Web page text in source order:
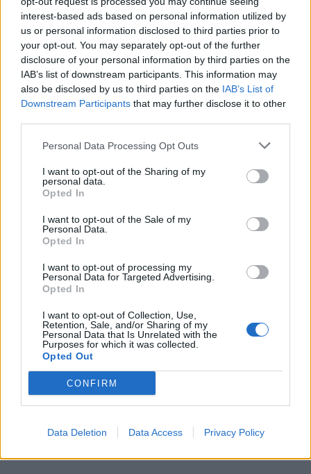
interest-based ads based on personal information utilized by
us or personal information disclosed to third parties prior to
your opt-out. You may separately opt-out of the further
disclosure of your personal information by third parties on the
IAB’s list of downstream participants. This information may
also be disclosed by us to third parties on the IAB’s List of
Downstream Participants that may further disclose it to other
Personal Data Processing Opt Outs
I want to opt-out of the Sharing of my
personal data.
Opted In
I want to opt-out of the Sale of my
Personal Data.
Opted In
I want to opt-out of processing my
Personal Data for Targeted Advertising.
Opted In
I want to opt-out of Collection, Use,
Retention, Sale, and/or Sharing of my
Personal Data that Is Unrelated with the
Purposes for which it was collected.
Opted Out
CONFIRM
Data Deletion Data Access Privacy Policy
Facebook και Blizzard σε μια ιδιαίτερη
συμμαχία
BY ΧΡΉΣΤΟΣ ΚΟΥΒΌΠΟΥΛΟΣ 29/08/2016
Η Blizzard ανακοίνωσε ότι τα παιχνίδια της μπορούν να
αναμεταδίδονται πλέον μέσω Facebook από τους παίκτες
τους. Μπορεί η τεχνολογία…
Η Blizzard φημολογείται ότι ετοιμάζει HD
remaster του πρώτου StarCraft!
ΠΈΤΡΟΣ ΚΥΠΡΑΊΟΣ
Είναι γνωστό ότι η Κορέα αποτελεί την χώρα που το
StarCraft είναι… θρησκεία, για αυτό και οποιαδήποτε